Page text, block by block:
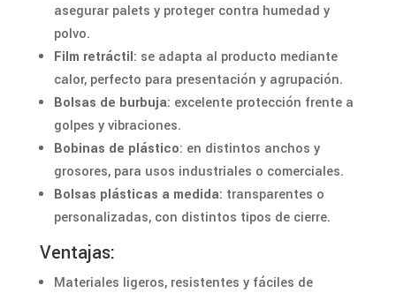
asegurar palets y proteger contra humedad y
polvo.
Film retráctil: se adapta al producto mediante
calor, perfecto para presentación y agrupación.
Bolsas de burbuja: excelente protección frente a
golpes y vibraciones.
Bobinas de plástico: en distintos anchos y
grosores, para usos industriales o comerciales.
Bolsas plásticas a medida: transparentes o
personalizadas, con distintos tipos de cierre.
Ventajas:
Materiales ligeros, resistentes y fáciles de